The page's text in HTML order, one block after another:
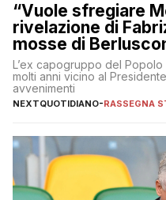
“Vuole sfregiare
rivelazione di
mosse di
L’ex capogruppo del
molti anni vicino al
avvenimenti
NEXTQUOTIDIANO-RASSEGNA